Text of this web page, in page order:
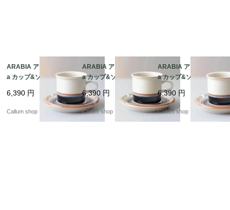
ARABIA アラビア Taik
a カップ&ソーサー タ
ンド ヴィンテージ アン
ティーク_it4431
6,390 円
Callum shop
ARABIA アラビア Taik
a カップ&ソーサー タ
イカ 北欧食器 フィンラ
ンド ヴィンテージ アン
ティーク_it4430
6,390 円
Callum shop
ARABIA アラビア Taik
a カップ&ソーサー タ
イカ 北欧食器 フィンラ
ンド ヴィンテージ アン
ティーク_it4429
6,390 円
Callum shop